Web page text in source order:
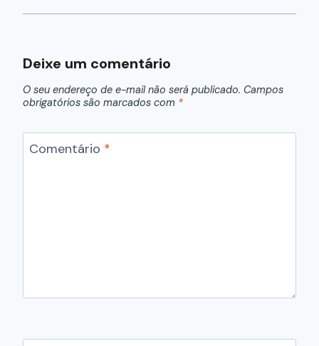
Deixe um comentário
O seu endereço de e-mail não será publicado. Campos
obrigatórios são marcados com *
Comentário *